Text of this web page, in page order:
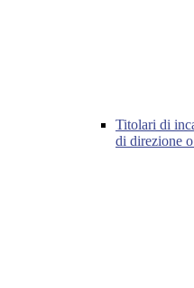
Titolari di
di direzione